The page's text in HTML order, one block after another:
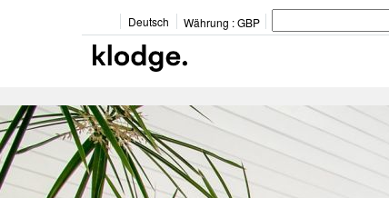
Deutsch Währung : GBP